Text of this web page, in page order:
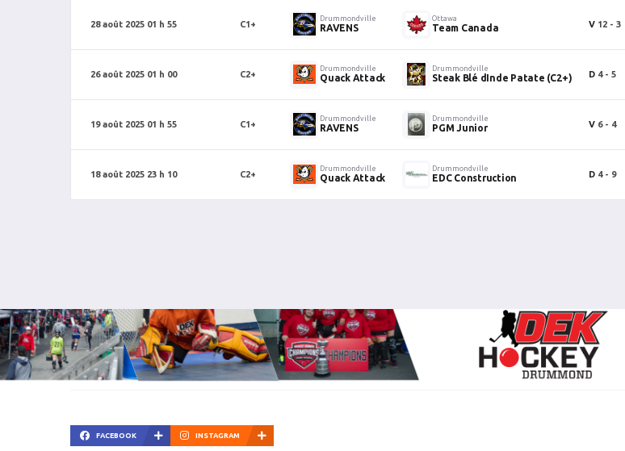
28 août 2025 01 h 55 C1+
Drummondville
RAVENS
Ottawa
Team Canada V 12 - 3
26 août 2025 01 h 00 C2+
Drummondville
Quack Attack
Drummondville
Steak Blé dInde Patate (C2+) D 4 - 5
19 août 2025 01 h 55 C1+
Drummondville
RAVENS
Drummondville
PGM Junior V 6 - 4
18 août 2025 23 h 10 C2+
Drummondville
Quack Attack
Drummondville
EDC Construction D 4 - 9
FACEBOOK INSTAGRAM